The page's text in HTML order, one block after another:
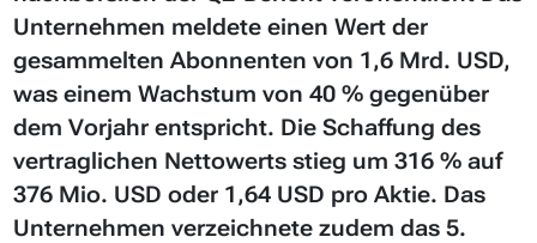
Unternehmen meldete einen Wert der
gesammelten Abonnenten von 1,6 Mrd. USD,
was einem Wachstum von 40 % gegenüber
dem Vorjahr entspricht. Die Schaffung des
vertraglichen Nettowerts stieg um 316 % auf
376 Mio. USD oder 1,64 USD pro Aktie. Das
Unternehmen verzeichnete zudem das 5.